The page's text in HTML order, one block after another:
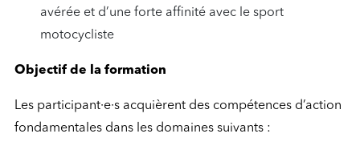
avérée et d’une forte affinité avec le sport
motocycliste
Objectif de la formation
Les participant·e·s acquièrent des compétences d’action
fondamentales dans les domaines suivants :